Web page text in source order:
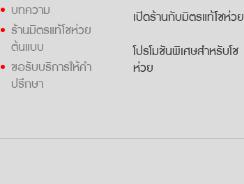
บทความ
ร้านมิตรแท้โชห่วย
ต้นแบบ
ขอรับบริการให้คำ
ปรึกษา
เปิดร้านกับมิตรแท้โชห่วย
โปรโมชันพิเศษสำหรับโช
ห่วย